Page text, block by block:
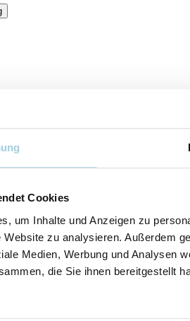
Cookies
um Inhalte und Anzeigen zu
zu analysieren. Außerdem
Medien, Werbung und Analysen
die Sie ihnen bereitgestellt